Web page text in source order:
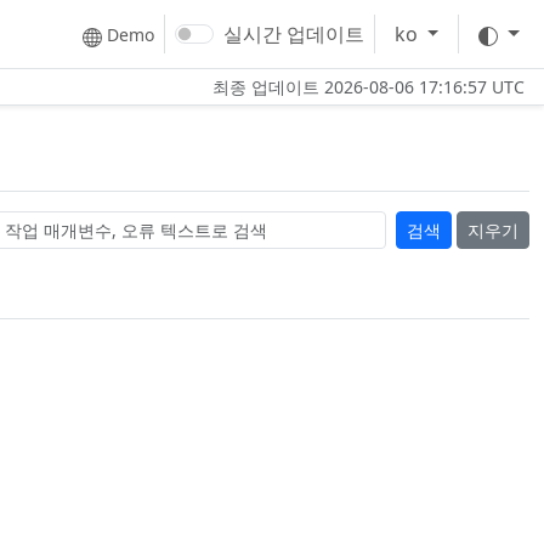
Demo 실시간 업데이트 ko 테마
최종 업데이트 2026-08-06 17:16:57 UTC
지우기